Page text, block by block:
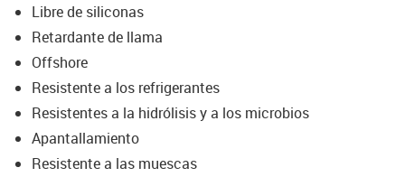
Libre de siliconas
Retardante de llama
Offshore
Resistente a los refrigerantes
Resistentes a la hidrólisis y a los microbios
Apantallamiento
Resistente a las muescas